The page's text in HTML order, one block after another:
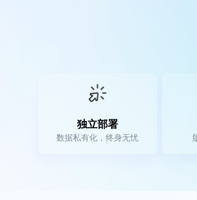
终端APP
先进技术架构，助力移动化战
全民集福卡
独立部署
数据私有化，终身无忧